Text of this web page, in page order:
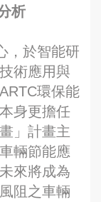
析
，於智能研
術應用與
環保能
身更擔任
」計畫主
輛節能應
來將成為
阻之車輛